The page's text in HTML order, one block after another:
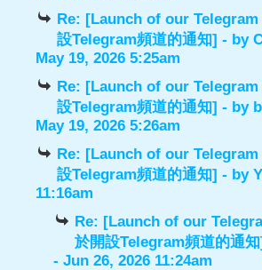
Re: [Launch of our
設Telegram頻道的通知] - by
May 19, 2026 5:25am
Re: [Launch of our
設Telegram頻道的通知] - by
May 19, 2026 5:26am
Re: [Launch of our
設Telegram頻道的通知] - by
11:16am
Re: [Launch of our
於開設Telegram頻道的通
- Jun 26, 2026 11:24am